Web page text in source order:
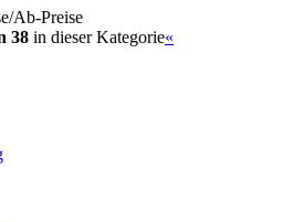
Ab-Preise
38 in dieser Kategorie«